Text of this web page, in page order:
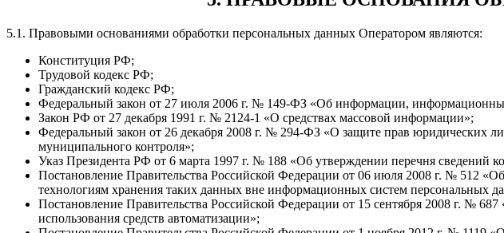
5.1. Правовыми основаниями обработки персональных данных Оператором являются:
Конституция РФ;
Трудовой кодекс РФ;
Гражданский кодекс РФ;
Федеральный закон от 27 июля 2006 г. № 149-ФЗ «Об информации,
Закон РФ от 27 декабря 1991 г. № 2124-1 «О средствах массовой информации»;
Федеральный закон от 26 декабря 2008 г. № 294-ФЗ «О защите прав юридических
муниципального контроля»;
Указ Президента РФ от 6 марта 1997 г. № 188 «Об утверждении перечня сведений
Постановление Правительства Российской Федерации от 06 июля 2008 г. № 512
технологиям хранения таких данных вне информационных систем персональных
Постановление Правительства Российской Федерации от 15 сентября 2008 г. №
использования средств автоматизации»;